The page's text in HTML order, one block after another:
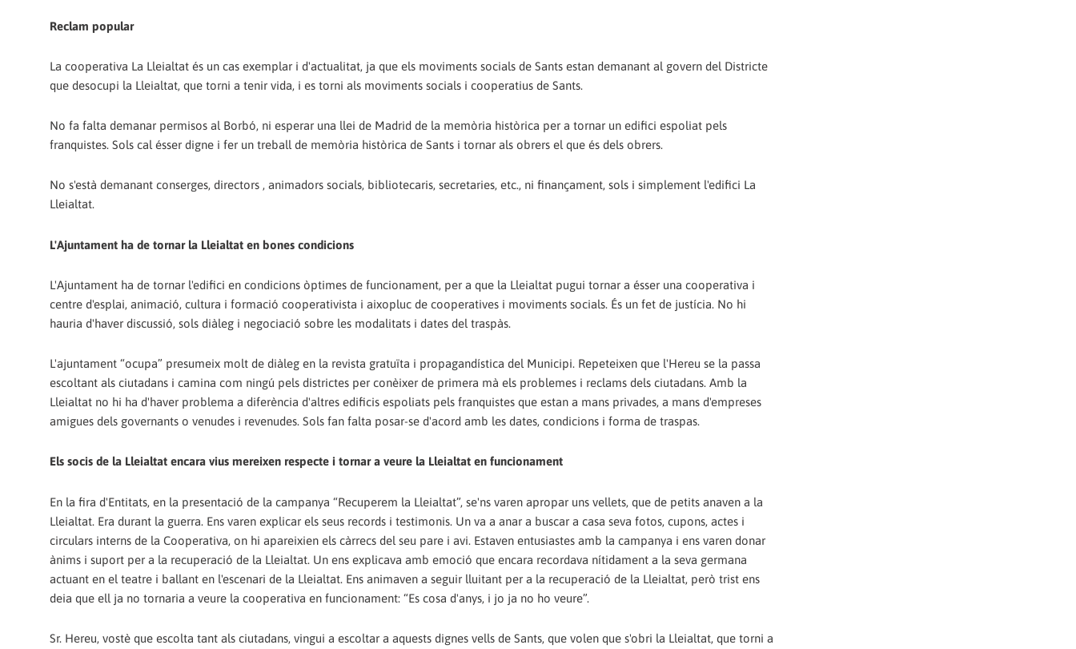
Reclam popular
La cooperativa La Lleialtat és un cas exemplar i d'actualitat, ja que els moviments socials de Sants estan demanant al govern del Districte
que desocupi la Lleialtat, que torni a tenir vida, i es torni als moviments socials i cooperatius de Sants.
No fa falta demanar permisos al Borbó, ni esperar una llei de Madrid de la memòria històrica per a tornar un edifici espoliat pels
franquistes. Sols cal ésser digne i fer un treball de memòria històrica de Sants i tornar als obrers el que és dels obrers.
No s'està demanant conserges, directors , animadors socials, bibliotecaris, secretaries, etc., ni finançament, sols i simplement l'edifici La
Lleialtat.
L'Ajuntament ha de tornar la Lleialtat en bones condicions
L'Ajuntament ha de tornar l'edifici en condicions òptimes de funcionament, per a que la Lleialtat pugui tornar a ésser una cooperativa i
centre d'esplai, animació, cultura i formació cooperativista i aixopluc de cooperatives i moviments socials. És un fet de justícia. No hi
hauria d'haver discussió, sols diàleg i negociació sobre les modalitats i dates del traspàs.
L'ajuntament “ocupa” presumeix molt de diàleg en la revista gratuïta i propagandística del Municipi. Repeteixen que l'Hereu se la passa
escoltant als ciutadans i camina com ningú pels districtes per conèixer de primera mà els problemes i reclams dels ciutadans. Amb la
Lleialtat no hi ha d'haver problema a diferència d'altres edificis espoliats pels franquistes que estan a mans privades, a mans d'empreses
amigues dels governants o venudes i revenudes. Sols fan falta posar-se d'acord amb les dates, condicions i forma de traspas.
Els socis de la Lleialtat encara vius mereixen respecte i tornar a veure la Lleialtat en funcionament
En la fira d'Entitats, en la presentació de la campanya “Recuperem la Lleialtat”, se'ns varen apropar uns vellets, que de petits anaven a la
Lleialtat. Era durant la guerra. Ens varen explicar els seus records i testimonis. Un va a anar a buscar a casa seva fotos, cupons, actes i
circulars interns de la Cooperativa, on hi apareixien els càrrecs del seu pare i avi. Estaven entusiastes amb la campanya i ens varen donar
ànims i suport per a la recuperació de la Lleialtat. Un ens explicava amb emoció que encara recordava nítidament a la seva germana
actuant en el teatre i ballant en l'escenari de la Lleialtat. Ens animaven a seguir lluitant per a la recuperació de la Lleialtat, però trist ens
deia que ell ja no tornaria a veure la cooperativa en funcionament: “Es cosa d'anys, i jo ja no ho veure”.
Sr. Hereu, vostè que escolta tant als ciutadans, vingui a escoltar a aquests dignes vells de Sants, que volen que s'obri la Lleialtat, que torni a